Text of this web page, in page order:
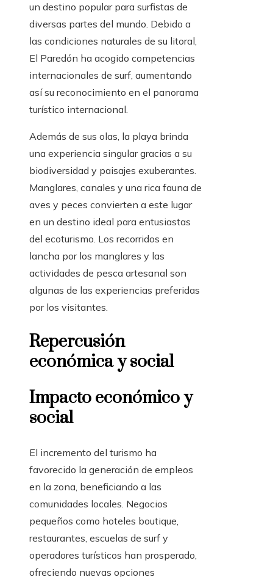
un destino popular para surfistas de
diversas partes del mundo. Debido a
las condiciones naturales de su litoral,
El Paredón ha acogido competencias
internacionales de surf, aumentando
así su reconocimiento en el panorama
turístico internacional.
Además de sus olas, la playa brinda
una experiencia singular gracias a su
biodiversidad y paisajes exuberantes.
Manglares, canales y una rica fauna de
aves y peces convierten a este lugar
en un destino ideal para entusiastas
del ecoturismo. Los recorridos en
lancha por los manglares y las
actividades de pesca artesanal son
algunas de las experiencias preferidas
por los visitantes.
Repercusión
económica y social
Impacto económico y
social
El incremento del turismo ha
favorecido la generación de empleos
en la zona, beneficiando a las
comunidades locales. Negocios
pequeños como hoteles boutique,
restaurantes, escuelas de surf y
operadores turísticos han prosperado,
ofreciendo nuevas opciones